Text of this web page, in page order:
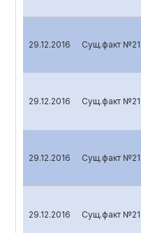
29.12.2016 Сущ.факт
29.12.2016 Сущ.факт №21
29.12.2016 Сущ.факт
29.12.2016 Сущ.факт